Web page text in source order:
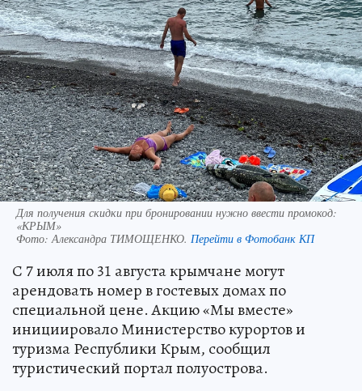
Для получения скидки при бронировании нужно ввести промокод:
«КРЫМ»
Фото: Александра ТИМОЩЕНКО. Перейти в Фотобанк КП
С 7 июля по 31 августа крымчане могут
арендовать номер в гостевых домах по
специальной цене. Акцию «Мы вместе»
инициировало Министерство курортов и
туризма Республики Крым, сообщил
туристический портал полуострова.